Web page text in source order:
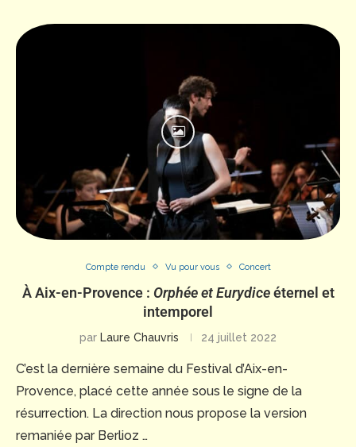
Compte rendu Vu pour vous Concert
À Aix-en-Provence : Orphée et Eurydiceéternel et
intemporel
par Laure Chauvris 24 juillet 2022
C’est la dernière semaine du Festival d’Aix-en-
Provence, placé cette année sous le signe de la
résurrection. La direction nous propose la version
remaniée par Berlioz …